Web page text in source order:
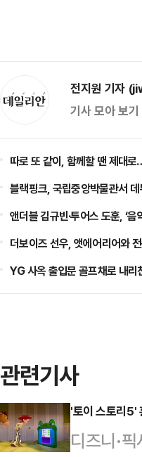
전지원 기자
기사 모아 보
따로 또 같이, 함께할 땐 제대
블랙핑크, 국립중앙박물관서
앤더블 김규빈·투어스 도훈, ‘
더보이즈 선우, 앳에어리어와
YG 사옥 출입문 골프채로 내
관련기사
'토이 스토리5'
디즈니·